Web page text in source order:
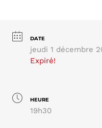
DATE
jeudi 1 décembre
Expiré!
HEURE
19h30